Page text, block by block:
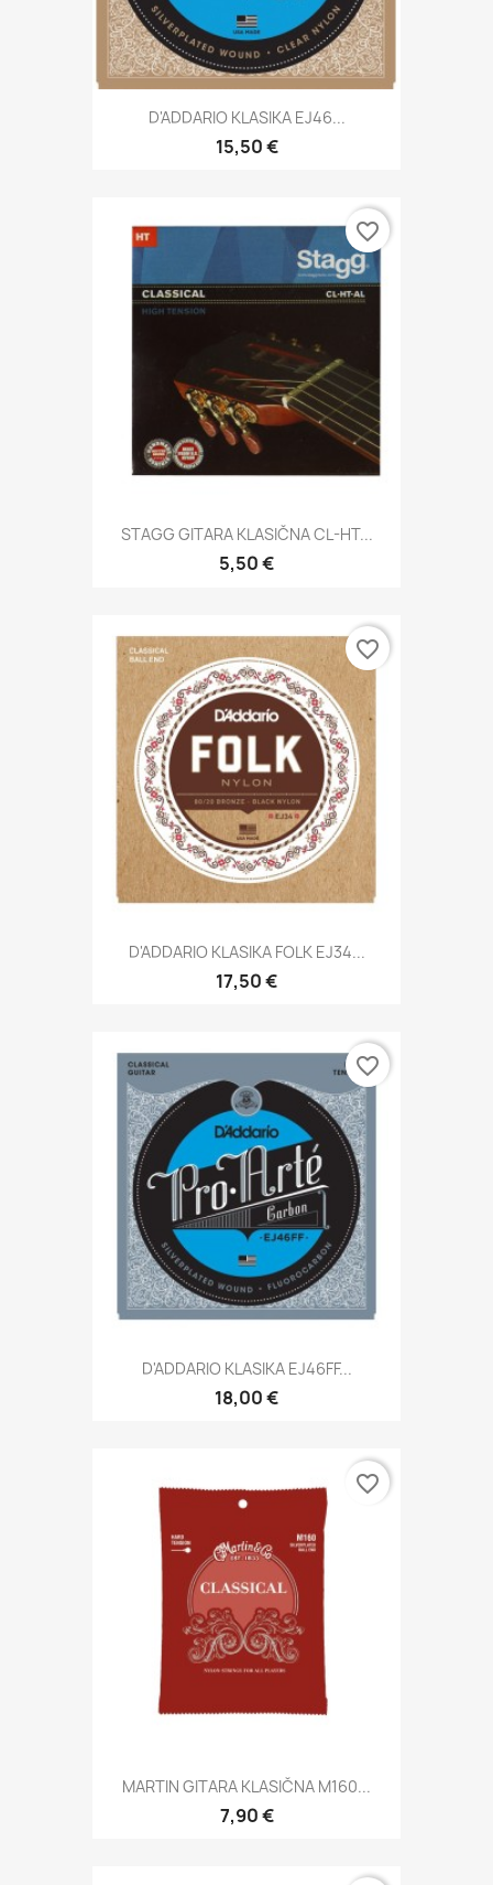
D'ADDARIO KLASIKA EJ46...
15,50 €
STAGG GITARA KLASIČNA CL-HT...
5,50 €
favorite_border
D'ADDARIO KLASIKA FOLK EJ34...
17,50 €
favorite_border
D'ADDARIO KLASIKA EJ46FF...
18,00 €
favorite_border
MARTIN GITARA KLASIČNA M160...
7,90 €
favorite_border